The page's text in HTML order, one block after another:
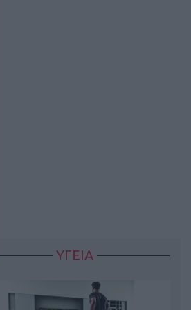
ΥΓΕΙΑ